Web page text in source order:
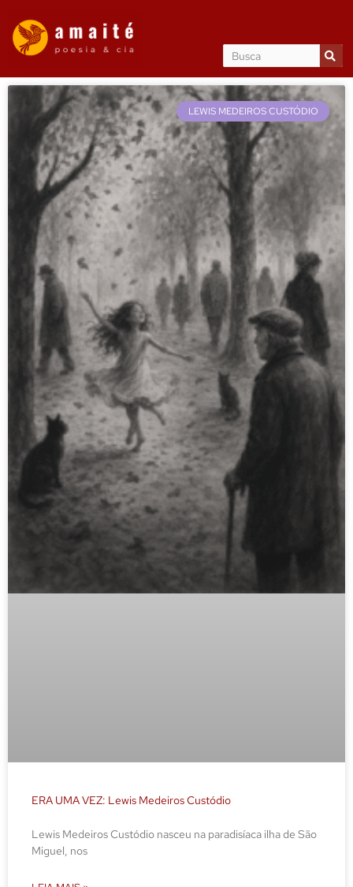
LEWIS MEDEIROS CUSTÓDIO
ERA UMA VEZ: Lewis Medeiros Custódio
Lewis Medeiros Custódio nasceu na paradisíaca ilha de São
Miguel, nos